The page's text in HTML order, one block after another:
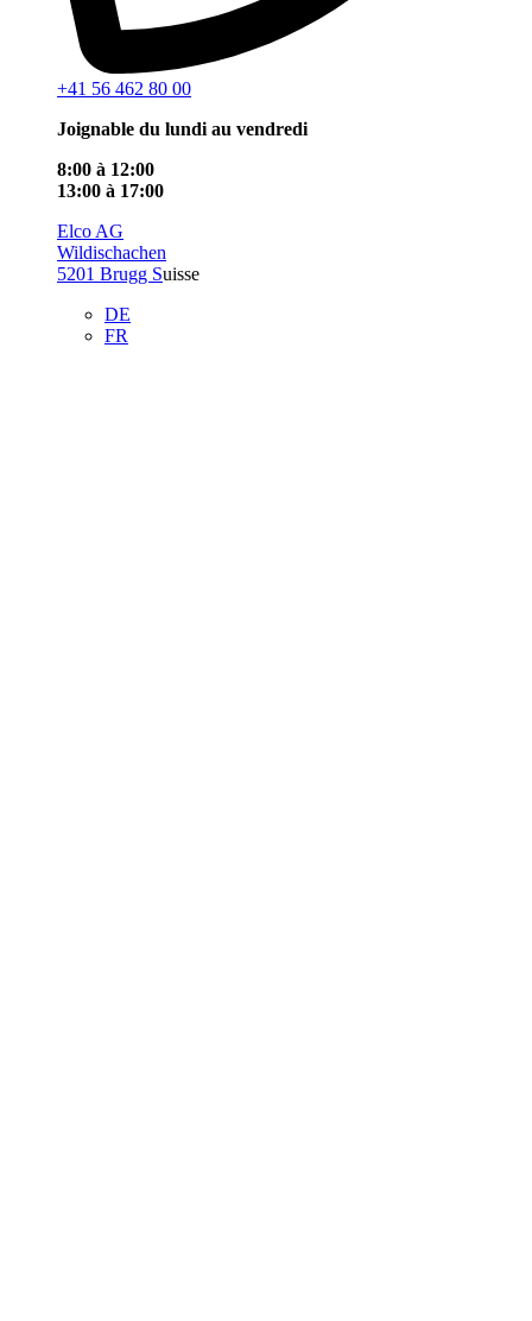
+41 56 462 80 00
Joignable du lundi au vendredi
8:00 à 12:00
13:00 à 17:00
Elco AG
Wildischachen
5201 Brugg Suisse
DE
FR